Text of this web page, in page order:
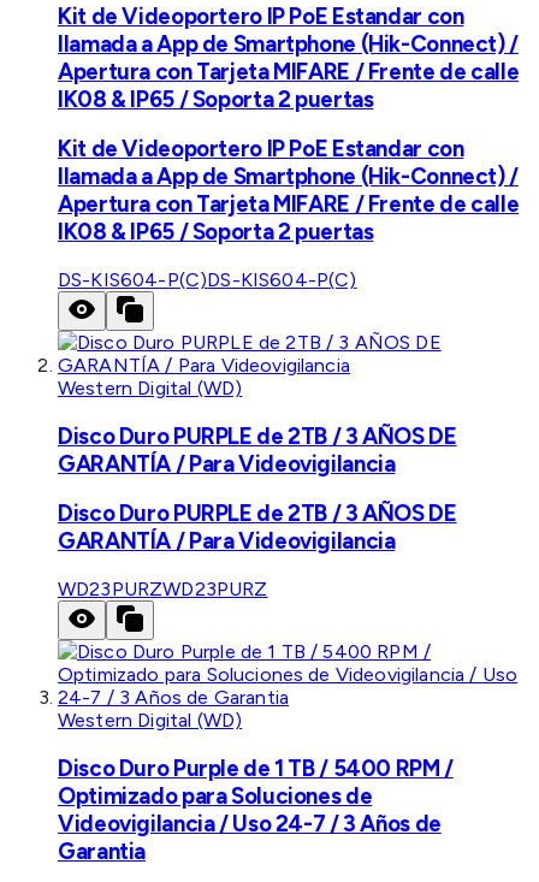
Kit de Videoportero IP PoE Estandar con
llamada a App de Smartphone (Hik-Connect) /
Apertura con Tarjeta MIFARE / Frente de calle
IK08 & IP65 / Soporta 2 puertas
Kit de Videoportero IP PoE Estandar con
llamada a App de Smartphone (Hik-Connect) /
Apertura con Tarjeta MIFARE / Frente de calle
IK08 & IP65 / Soporta 2 puertas
DS-KIS604-P(C)DS-KIS604-P(C)
Western Digital (WD)
Disco Duro PURPLE de 2TB / 3 AÑOS DE
GARANTÍA / Para Videovigilancia
Disco Duro PURPLE de 2TB / 3 AÑOS DE
GARANTÍA / Para Videovigilancia
WD23PURZWD23PURZ
Western Digital (WD)
Disco Duro Purple de 1 TB / 5400 RPM /
Optimizado para Soluciones de
Videovigilancia / Uso 24-7 / 3 Años de
Garantia